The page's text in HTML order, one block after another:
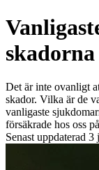
Det är inte ovanligt
skador. Vilka är de
vanligaste
försäkrade hos oss
Senast uppdaterad 3